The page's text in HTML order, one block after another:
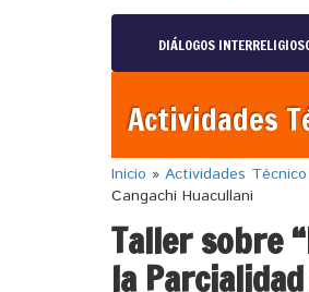
DIÁLOGOS
Actividades
Inicio » Actividades
Cangachi Huacullani
Taller sobre
la